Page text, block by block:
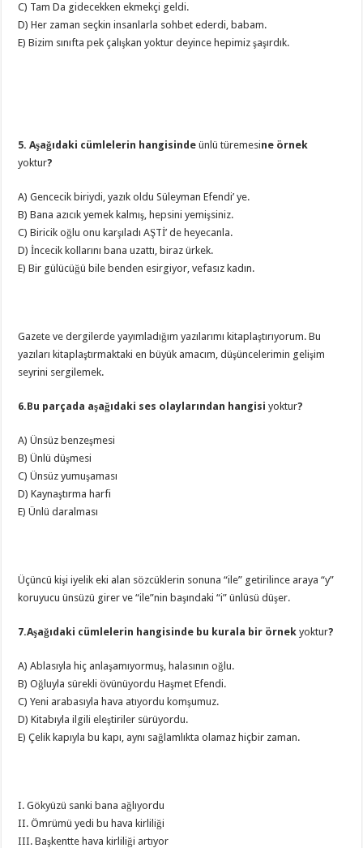
C) Tam Da gidecekken ekmekçi geldi.
D) Her zaman seçkin insanlarla sohbet ederdi, babam.
E) Bizim sınıfta pek çalışkan yoktur deyince hepimiz şaşırdık.
5. Aşağıdaki cümlelerin hangisinde ünlü türemesine örnek
yoktur?
A) Gencecik biriydi, yazık oldu Süleyman Efendi’ ye.
B) Bana azıcık yemek kalmış, hepsini yemişsiniz.
C) Biricik oğlu onu karşıladı AŞTİ’ de heyecanla.
D) İncecik kollarını bana uzattı, biraz ürkek.
E) Bir gülücüğü bile benden esirgiyor, vefasız kadın.
Gazete ve dergilerde yayımladığım yazılarımı kitaplaştırıyorum. Bu
yazıları kitaplaştırmaktaki en büyük amacım, düşüncelerimin gelişim
seyrini sergilemek.
6.Bu parçada aşağıdaki ses olaylarından hangisi yoktur?
A) Ünsüz benzeşmesi
B) Ünlü düşmesi
C) Ünsüz yumuşaması
D) Kaynaştırma harfi
E) Ünlü daralması
Üçüncü kişi iyelik eki alan sözcüklerin sonuna “ile” getirilince araya “y”
koruyucu ünsüzü girer ve “ile”nin başındaki “i” ünlüsü düşer.
7.Aşağıdaki cümlelerin hangisinde bu kurala bir örnek yoktur?
A) Ablasıyla hiç anlaşamıyormuş, halasının oğlu.
B) Oğluyla sürekli övünüyordu Haşmet Efendi.
C) Yeni arabasıyla hava atıyordu komşumuz.
D) Kitabıyla ilgili eleştiriler sürüyordu.
E) Çelik kapıyla bu kapı, aynı sağlamlıkta olamaz hiçbir zaman.
I. Gökyüzü sanki bana ağlıyordu
II. Ömrümü yedi bu hava kirliliği
III. Başkentte hava kirliliği artıyor